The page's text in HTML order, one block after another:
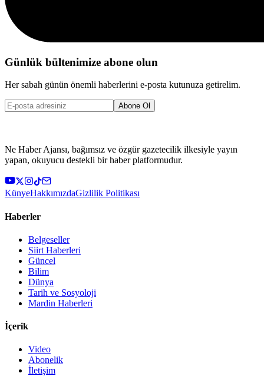
Günlük bültenimize abone olun
Her sabah günün önemli haberlerini e-posta kutunuza getirelim.
Abone Ol
Ne Haber Ajansı, bağımsız ve özgür gazetecilik ilkesiyle yayın
yapan, okuyucu destekli bir haber platformudur.
KünyeHakkımızdaGizlilik Politikası
Haberler
Belgeseller
Siirt Haberleri
Güncel
Bilim
Dünya
Tarih ve Sosyoloji
Mardin Haberleri
İçerik
Video
Abonelik
İletişim